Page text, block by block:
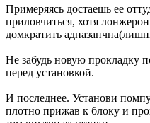
Примеряясь достаешь ее
приловчиться, хотя
домкратить
Не забудь новую прокладку
перед установкой.
И последнее. Установи
плотно прижав к блоку и